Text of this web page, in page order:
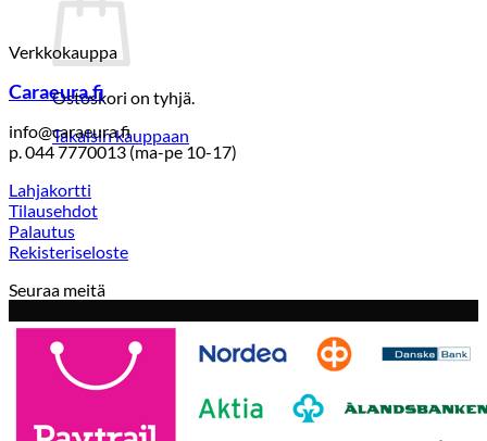
Ostoskori on tyhjä.
Takaisin kauppaan
Verkkokauppa
Caraeura.fi
info@caraeura.fi
p. 044 7770013 (ma-pe 10-17)
Lahjakortti
Tilausehdot
Palautus
Rekisteriseloste
Seuraa meitä